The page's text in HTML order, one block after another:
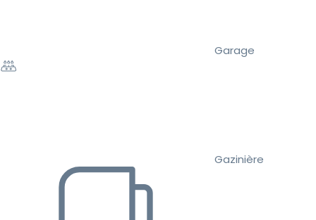
Garage
Gazinière